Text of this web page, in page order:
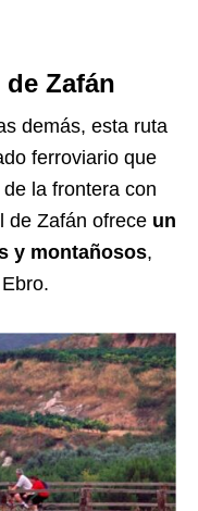
de Zafán
demás, esta ruta
ferroviario que
la frontera con
de Zafán ofrece un
y montañosos,